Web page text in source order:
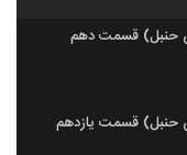
حنبل) قسمت دهم
حنبل) قسمت یازدهم